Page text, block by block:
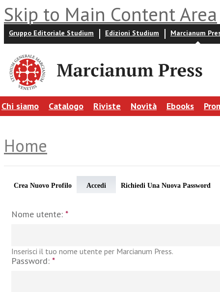
Skip to Main Content Area
Gruppo Editoriale Studium Edizioni Studium Marcianum
Chi siamo Catalogo Riviste Novità Ebooks
Home
Crea Nuovo Profilo Accedi Richiedi Una Nuova Password
Nome utente: *
Inserisci il tuo nome utente per Marcianum Press.
Password: *